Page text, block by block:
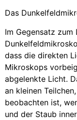
Das
Im Gegensatz
dass die direkten
Mikroskops
abgelenkte Licht.
an kleinen
beobachten ist,
und der Staub